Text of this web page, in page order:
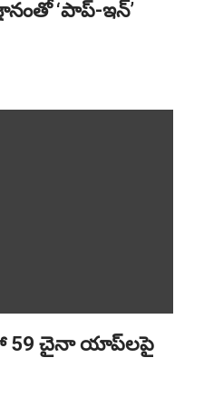
‘పాప్‌‌-ఇన్‌’
59 చైనా యాప్‌లపై